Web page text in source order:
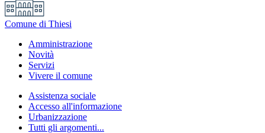
Comune di Thiesi
Amministrazione
Novità
Servizi
Vivere il comune
Assistenza sociale
Accesso all'informazione
Urbanizzazione
Tutti gli argomenti...